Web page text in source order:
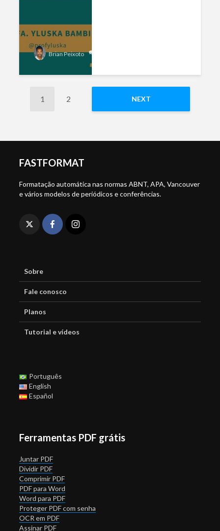
Brian Peixoto
1 2 NEXT
FASTFORMAT
Formatação automática nas normas ABNT, APA, Vancouver
e vários modelos de periódicos e conferências.
Sobre
Fale conosco
Planos
Tutorial e vídeos
Português
English
Español
Ferramentas PDF grátis
Juntar PDF
Dividir PDF
Comprimir PDF
PDF para Word
Word para PDF
Proteger PDF com senha
OCR em PDF
Assinar PDF